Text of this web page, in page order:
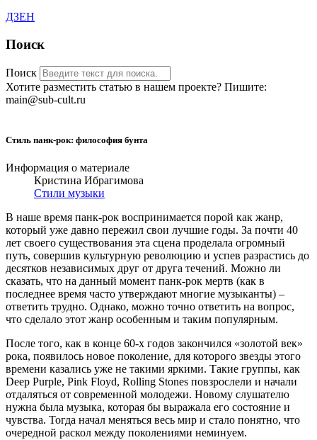
ДЗЕН
Поиск
Поиск
Хотите разместить статью в нашем проекте? Пишите:
main@sub-cult.ru
Стиль панк-рок: философия бунта
Информация о материале
Кристина Ибрагимова
Стили музыки
В наше время панк-рок воспринимается порой как жанр,
который уже давно пережил свои лучшие годы. За почти 40
лет своего существования эта сцена проделала огромный
путь, совершив культурную революцию и успев разрастись до
десятков независимых друг от друга течений. Можно ли
сказать, что на данный момент панк-рок мертв (как в
последнее время часто утверждают многие музыканты) –
ответить трудно. Однако, можно точно ответить на вопрос,
что сделало этот жанр особенным и таким популярным.
После того, как в конце 60-х годов закончился «золотой век»
рока, появилось новое поколение, для которого звезды этого
времени казались уже не такими яркими. Такие группы, как
Deep Purple, Pink Floyd, Rolling Stones повзрослели и начали
отдаляться от современной молодежи. Новому слушателю
нужна была музыка, которая бы выражала его состояние и
чувства. Тогда начал меняться весь мир и стало понятно, что
очередной раскол между поколениями неминуем.